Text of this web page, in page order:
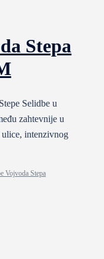
Stepa
Selidbe u
zahtevnije u
intenzivnog
Vojvoda Stepa